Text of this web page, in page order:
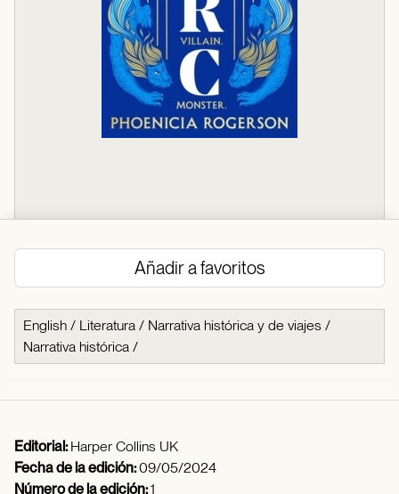
Añadir a favoritos
English / Literatura / Narrativa histórica y de viajes /
Narrativa histórica /
Editorial:Harper Collins UK
Fecha de la edición:09/05/2024
Número de la edición:1